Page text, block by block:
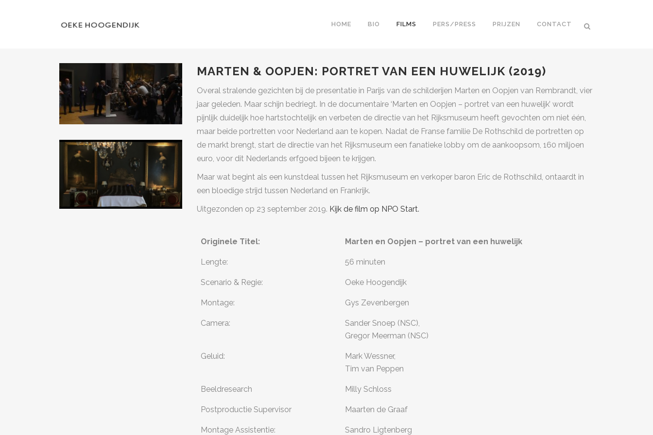
HOME BIO FILMS PERS/PRESS PRIJZEN CONTACT
MARTEN & OOPJEN: PORTRET VAN EEN HUWELIJK (2019)
Overal stralende gezichten bij de presentatie in Parijs van de schilderijen Marten en Oopjen van Rembrandt, vier
jaar geleden. Maar schijn bedriegt. In de documentaire ‘Marten en Oopjen – portret van een huwelijk’ wordt
pijnlijk duidelijk hoe hartstochtelijk en verbeten de directie van het Rijksmuseum heeft gevochten om niet één,
maar beide portretten voor Nederland aan te kopen. Nadat de Franse familie De Rothschild de portretten op
de markt brengt, start de directie van het Rijksmuseum een fanatieke lobby om de aankoopsom, 160 miljoen
euro, voor dit Nederlands erfgoed bijeen te krijgen.
Maar wat begint als een kunstdeal tussen het Rijksmuseum en verkoper baron Eric de Rothschild, ontaardt in
een bloedige strijd tussen Nederland en Frankrijk.
Uitgezonden op 23 september 2019. Kijk de film op NPO Start.
Originele Titel: Marten en Oopjen – portret van een huwelijk
Lengte: 56 minuten
Scenario & Regie: Oeke Hoogendijk
Montage: Gys Zevenbergen
Camera:
Sander Snoep (NSC),
Gregor Meerman (NSC)
Geluid:
Mark Wessner,
Tim van Peppen
Beeldresearch Milly Schloss
Postproductie Supervisor Maarten de Graaf
Montage Assistentie: Sandro Ligtenberg